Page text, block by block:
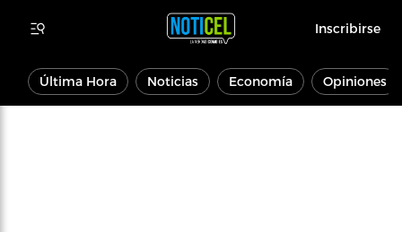
Inscribirse
Última Hora Noticias Economía Opiniones